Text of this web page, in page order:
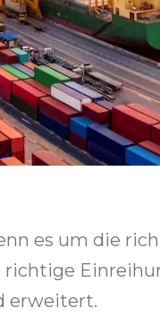
es um die
erweitert.